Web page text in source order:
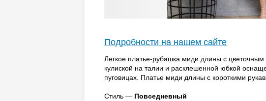
Подробности на нашем сайте
Легкое платье-рубашка миди длины с
кулиской на талии и расклешенной юбкой
пуговицах. Платье миди длины с короткими
Стиль — Повседневный